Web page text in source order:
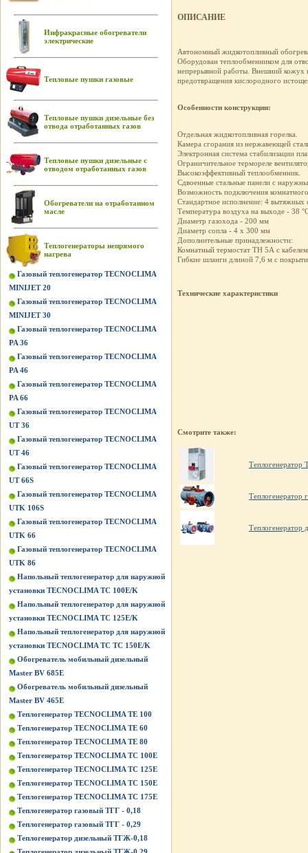
Инфракрасные обогреватели
электрические
Тепловые пушки газовые
Тепловые пушки дизельные без
отвода отработанных газов
Тепловые пушки дизельные с
отводом отработанных газов
Обогреватели на отработанном
масле
Теплогенераторы непрямого
нагрева
Газовый теплогенератор TECNOCLIMA
MINIJET 20
Газовый теплогенератор TECNOCLIMA
MINIJET 30
Газовый теплогенератор TECNOCLIMA
PA 36
Газовый теплогенератор TECNOCLIMA
PA 46
Газовый теплогенератор TECNOCLIMA
PA 66
Газовый теплогенератор TECNOCLIMA
UT 36
Газовый теплогенератор TECNOCLIMA
UT 46
Газовый теплогенератор TECNOCLIMA
UT 66S
Газовый теплогенератор TECNOCLIMA
UTK 106S
Газовый теплогенератор TECNOCLIMA
UTK 66
Газовый теплогенератор TECNOCLIMA
UTK 86
Напольный теплогенератор для наружной
установки TECNOCLIMA TС 100E/K
Напольный теплогенератор для наружной
установки TECNOCLIMA TС 125E/K
Напольный теплогенератор для наружной
установки TECNOCLIMA TС TС 150E/K
Обогреватель мобильный дизельный
Master BV 685E
Обогреватель мобильный дизельный
Master BV 465E
Теплогенератор TECNOCLIMA TE 100
Теплогенератор TECNOCLIMA TE 60
Теплогенератор TECNOCLIMA TE 80
Теплогенератор TECNOCLIMA TС 100E
Теплогенератор TECNOCLIMA TС 125E
Теплогенератор TECNOCLIMA TС 150E
Теплогенератор TECNOCLIMA TС 175E
Теплогенератор газовый ТГГ - 0,18
Теплогенератор газовый ТГГ - 0,29
Теплогенератор дизельный ТГЖ-0,18
ОПИСАНИЕ
Автономный жидкотопливный
Оборудован теплообменником для
непрерывной работы. Внешний кожух
предотвращения кислородного
Особенности конструкции:
Отдельная жидкотопливная горелка.
Камера сгорания из нержавеющей
Электронная система стабилизации
Ограничительное термореле
Высокоэффективный теплообменник.
Сдвоенные стальные панели с
Возможность подключения
Стандартное исполнение: 4 вытяжных
Температура воздуха на выходе - 38
Диаметр газохода - 200 мм
Диаметр сопла - 4 х 300 мм
Дополнительные принадлежности:
Комнатный термостат TH 5А с
Гибкие шланги длиной 7,6 м с
Технические характеристики
Смотрите также:
Теплогенератор
Теплогенератор
Теплогенератор